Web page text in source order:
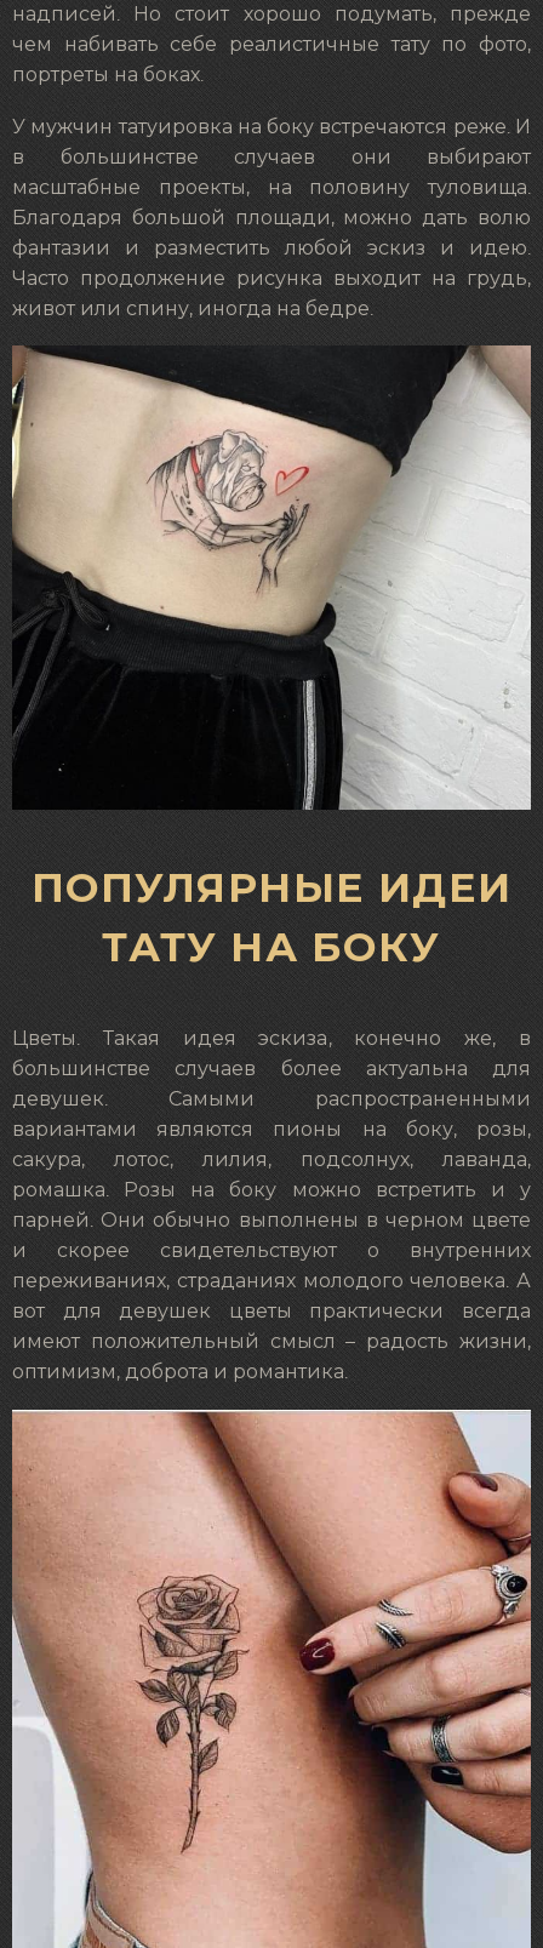
надписей. Но стоит хорошо подумать, прежде
чем набивать себе реалистичные тату по фото,
портреты на боках.
У мужчин татуировка на боку встречаются реже. И
в большинстве случаев они выбирают
масштабные проекты, на половину туловища.
Благодаря большой площади, можно дать волю
фантазии и разместить любой эскиз и идею.
Часто продолжение рисунка выходит на грудь,
живот или спину, иногда на бедре.
ПОПУЛЯРНЫЕ ИДЕИ
ТАТУ НА БОКУ
Цветы. Такая идея эскиза, конечно же, в
большинстве случаев более актуальна для
девушек. Самыми распространенными
вариантами являются пионы на боку, розы,
сакура, лотос, лилия, подсолнух, лаванда,
ромашка. Розы на боку можно встретить и у
парней. Они обычно выполнены в черном цвете
и скорее свидетельствуют о внутренних
переживаниях, страданиях молодого человека. А
вот для девушек цветы практически всегда
имеют положительный смысл – радость жизни,
оптимизм, доброта и романтика.